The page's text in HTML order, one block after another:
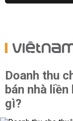
Doanh thu
bán nhà
gì?